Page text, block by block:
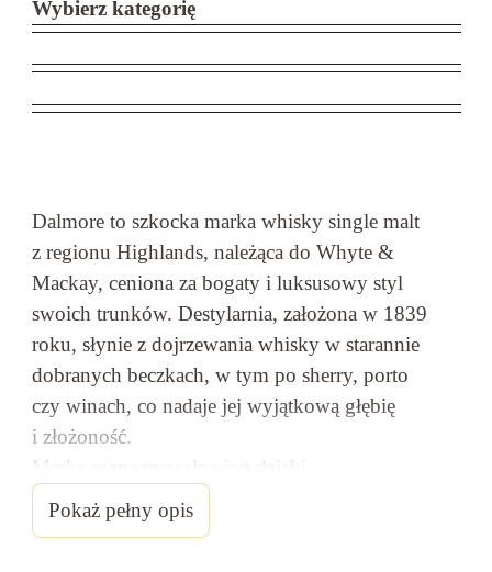
Wybierz kategorię
Dalmore to szkocka marka whisky single malt
z regionu Highlands, należąca do Whyte &
Mackay, ceniona za bogaty i luksusowy styl
swoich trunków. Destylarnia, założona w 1839
roku, słynie z dojrzewania whisky w starannie
dobranych beczkach, w tym po sherry, porto
czy winach, co nadaje jej wyjątkową głębię
i złożoność.
Marka rozpoznawalna jest dzięki
charakterystycznemu symbolowi jelenia
na butelce, a jej whisky wyróżniają się
Pokaż pełny opis